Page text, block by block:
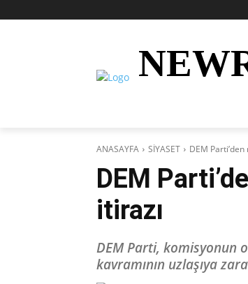
ANASAYFA SİYASET DEM
DEM
itirazı
DEM Parti, komisyonun
kavramının uzlaşıya